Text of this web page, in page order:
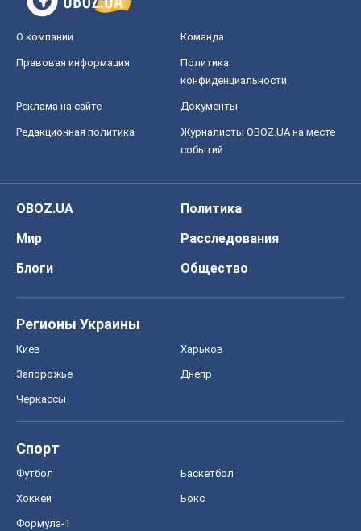
О компании Команда
Правовая информация
Политика
конфиденциальности
Реклама на сайте Документы
Редакционная политика
Журналисты OBOZ.UA на месте
событий
OBOZ.UA
Политика
Мир
Расследования
Блоги
Общество
Регионы Украины
Киев Харьков
Запорожье Днепр
Черкассы
Спорт
Футбол Баскетбол
Хоккей Бокс
Формула-1